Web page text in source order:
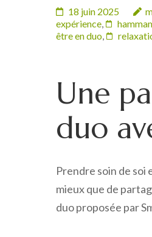
18 juin 2025
expérience,
être en duo,
Une
duo
Prendre soin de
mieux que de
duo proposée par